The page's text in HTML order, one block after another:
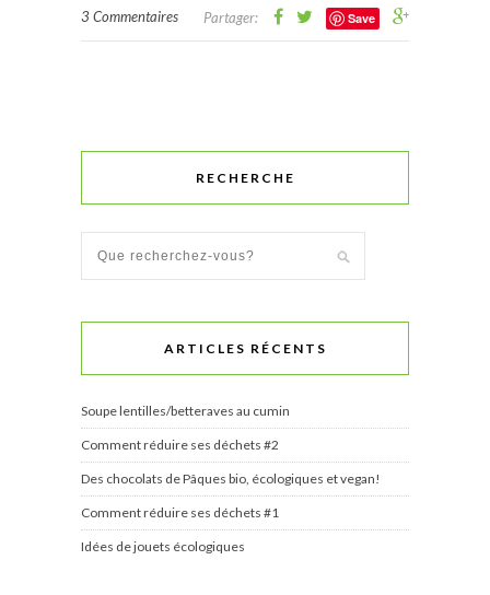
3 Commentaires Partager: Save
RECHERCHE
ARTICLES RÉCENTS
Soupe lentilles/betteraves au cumin
Comment réduire ses déchets #2
Des chocolats de Pâques bio, écologiques et vegan!
Comment réduire ses déchets #1
Idées de jouets écologiques